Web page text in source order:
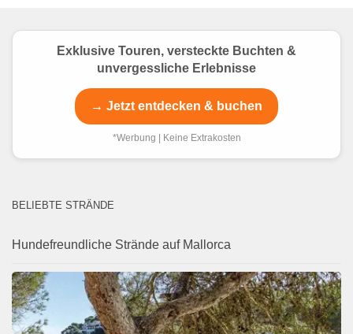
Exklusive Touren, versteckte Buchten &
unvergessliche Erlebnisse
→ Jetzt entdecken & buchen
*Werbung | Keine Extrakosten
BELIEBTE STRÄNDE
Hundefreundliche Strände auf Mallorca